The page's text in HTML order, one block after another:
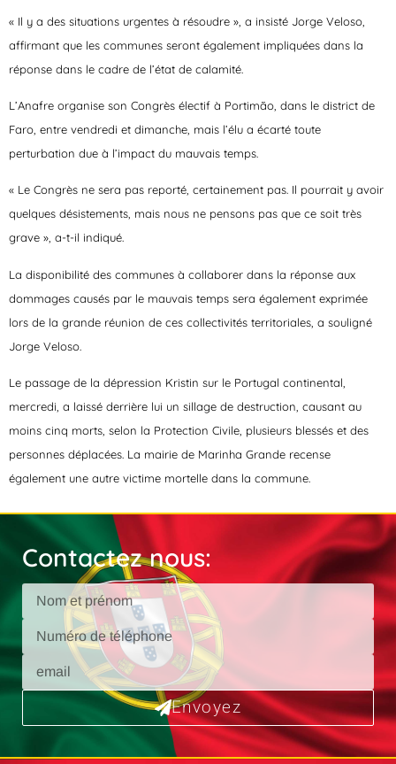
« Il y a des situations urgentes à résoudre », a insisté Jorge Veloso,
affirmant que les communes seront également impliquées dans la
réponse dans le cadre de l’état de calamité.
L’Anafre organise son Congrès électif à Portimão, dans le district de
Faro, entre vendredi et dimanche, mais l’élu a écarté toute
perturbation due à l’impact du mauvais temps.
« Le Congrès ne sera pas reporté, certainement pas. Il pourrait y avoir
quelques désistements, mais nous ne pensons pas que ce soit très
grave », a-t-il indiqué.
La disponibilité des communes à collaborer dans la réponse aux
dommages causés par le mauvais temps sera également exprimée
lors de la grande réunion de ces collectivités territoriales, a souligné
Jorge Veloso.
Le passage de la dépression Kristin sur le Portugal continental,
mercredi, a laissé derrière lui un sillage de destruction, causant au
moins cinq morts, selon la Protection Civile, plusieurs blessés et des
personnes déplacées. La mairie de Marinha Grande recense
également une autre victime mortelle dans la commune.
Contactez nous:
Envoyez